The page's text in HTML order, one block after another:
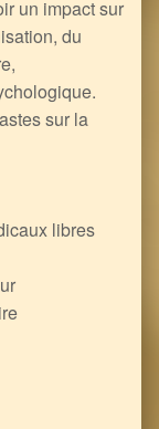
un impact sur
du
sur la
libres